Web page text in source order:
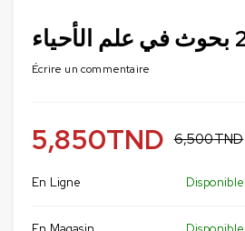
Écrire un commentaire
6,500TND
5,850TND
En Ligne Disponible